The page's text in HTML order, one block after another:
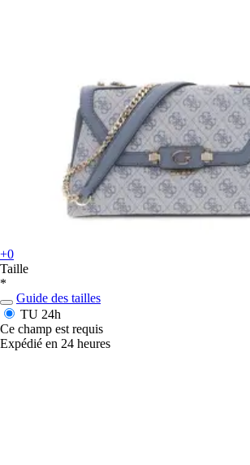
+0
Taille
*
Guide des tailles
TU 24h
Ce champ est requis
Expédié en 24 heures